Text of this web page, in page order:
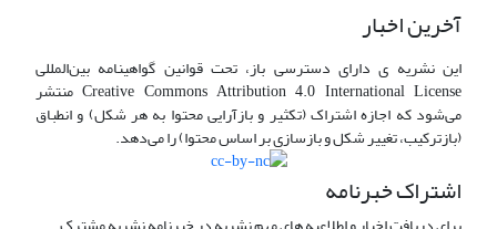
آخرین اخبار
این نشریه ی دارای دسترسی باز، تحت قوانین گواهینامه بین‌المللی
Creative Commons Attribution 4.0 International License منتشر
می‌شود که اجازه اشتراک (تکثیر و بازآرایی محتوا به هر شکل) و انطباق
(بازترکیب، تغییر شکل و بازسازی بر اساس محتوا) را می‌دهد.
اشتراک خبرنامه